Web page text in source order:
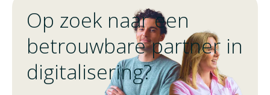
Op zoek naar een
betrouwbare partner in
digitalisering?